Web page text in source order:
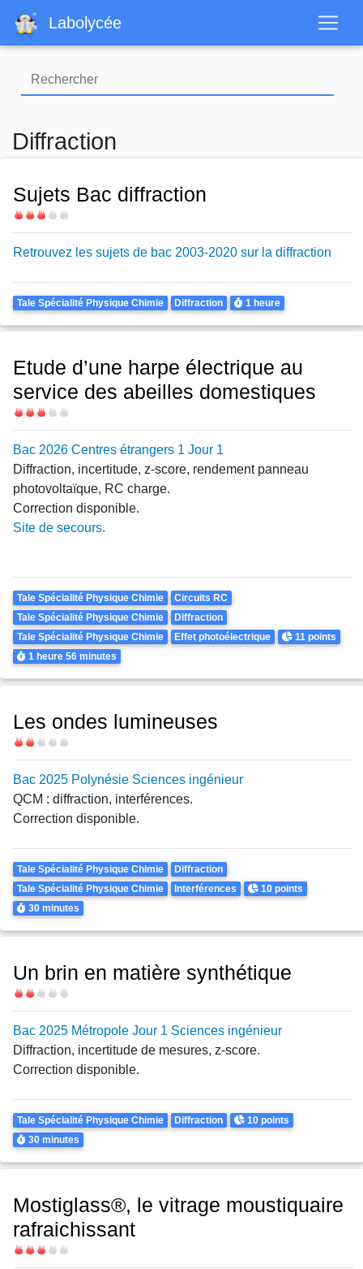
contenu
Labolycée
Diffraction
Sujets Bac diffraction
Difficulté
Retrouvez les sujets de bac 2003-2020 sur la diffraction
Theme
Tale Spécialité Physique Chimie Diffraction Durée
1 heure
Etude d’une harpe électrique au
service des abeilles domestiques
Difficulté
Bac 2026 Centres étrangers 1 Jour 1
Diffraction, incertitude, z-score, rendement panneau
photovoltaïque, RC charge.
Correction disponible.
Site de secours.
Theme
Tale Spécialité Physique Chimie
Circuits RC
Tale Spécialité Physique Chimie
Diffraction
Tale Spécialité Physique Chimie
Effet photoélectrique Points
11 points
Durée
1 heure 56 minutes
Les ondes lumineuses
Difficulté
Bac 2025 Polynésie Sciences ingénieur
QCM : diffraction, interférences.
Correction disponible.
Theme
Tale Spécialité Physique Chimie
Diffraction
Tale Spécialité Physique Chimie
Interférences Points
10 points
Durée
30 minutes
Un brin en matière synthétique
Difficulté
Bac 2025 Métropole Jour 1 Sciences ingénieur
Diffraction, incertitude de mesures, z-score.
Correction disponible.
Theme
Tale Spécialité Physique Chimie Diffraction Points
10 points
Durée
30 minutes
Mostiglass®, le vitrage moustiquaire
rafraichissant
Difficulté